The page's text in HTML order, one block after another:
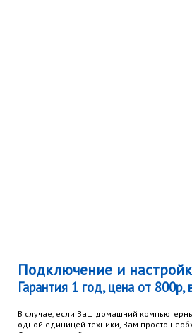
Подключение и
Гарантия 1 год, цена от 800р,
В случае, если Ваш домашний
одной единицей техники, Вам просто